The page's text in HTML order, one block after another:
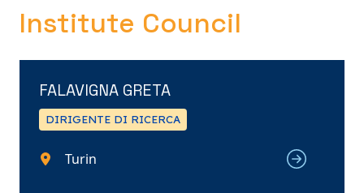
Institute Council
FALAVIGNA GRETA
DIRIGENTE DI RICERCA
Turin